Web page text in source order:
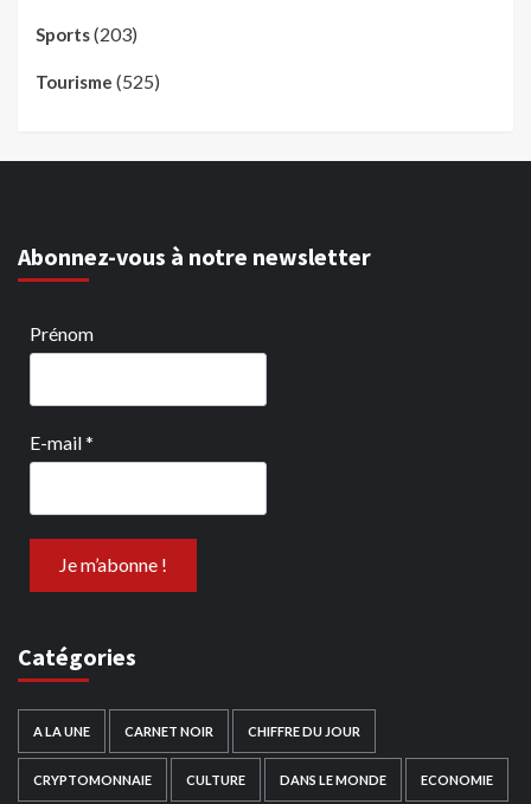
Sports(203)
Tourisme (525)
Abonnez-vous à notre newsletter
Prénom
E-mail*
Catégories
A LA UNE CARNET NOIR CHIFFRE DU JOUR
CRYPTOMONNAIE CULTURE DANS LE MONDE ECONOMIE